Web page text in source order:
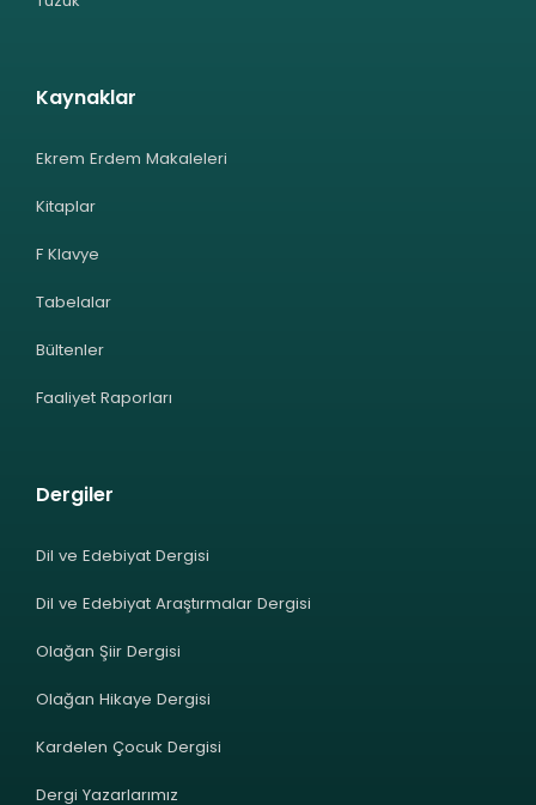
Kaynaklar
Ekrem Erdem Makaleleri
Kitaplar
F Klavye
Tabelalar
Bültenler
Faaliyet Raporları
Dergiler
Dil ve Edebiyat Dergisi
Dil ve Edebiyat Araştırmalar Dergisi
Olağan Şiir Dergisi
Olağan Hikaye Dergisi
Kardelen Çocuk Dergisi
Dergi Yazarlarımız